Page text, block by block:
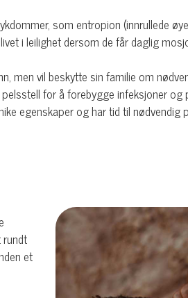
som entropion (innrullede
i leilighet dersom de får daglig
men vil beskytte sin familie om
for å forebygge infeksjoner og
egenskaper og har tid til nødvendig
et